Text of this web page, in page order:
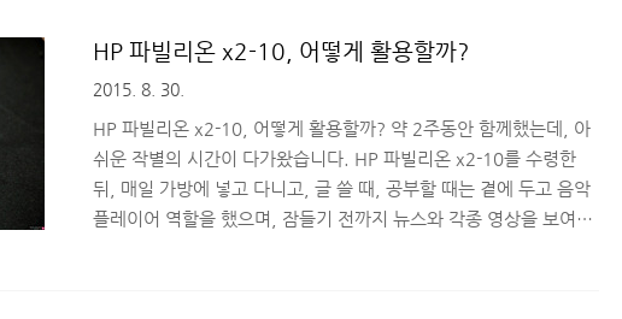
5 구매를 고려하거나 망설이고 있는 분들에게 올레 kt만의 혜택을
소개해드리고, 통신사 선택에 대한 고민을 조금 덜어드려 볼까 합니
다. (아, 아무리봐도 이 제품은 너~무 잘 빠진 것 같아요!) 1. 갤럭시
노트5 올레를 선택해야 하는 이유 첫 번째, ..
HP 파빌리온 x2-10, 어떻게 활용할까?
2015. 8. 30.
HP 파빌리온 x2-10, 어떻게 활용할까? 약 2주동안 함께했는데, 아
쉬운 작별의 시간이 다가왔습니다. HP 파빌리온 x2-10를 수령한
뒤, 매일 가방에 넣고 다니고, 글 쓸 때, 공부할 때는 곁에 두고 음악
플레이어 역할을 했으며, 잠들기 전까지 뉴스와 각종 영상을 보여주